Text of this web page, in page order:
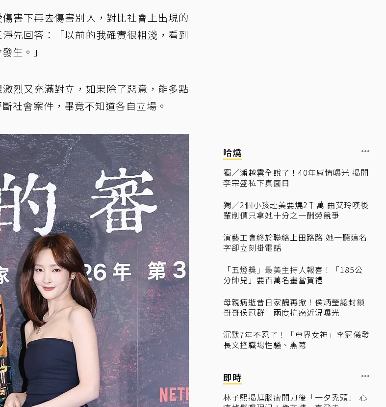
害下再去傷害別人，對比社會上出現的
先回答：「以前的我確實很粗淺，看到
生。」
烈又充滿對立，如果除了惡意，能多點
社會案件，畢竟不知道各自立場。
哈燒
獨／潘越雲全說了！40年感情曝光 揭開
李宗盛私下真面目
獨／2個小孩赴美要燒2千萬 曲艾玲嘆後
輩削價只拿她十分之一酬勞競爭
演藝工會終於聯絡上田路路 她一聽這名
字卻立刻掛電話
「五燈獎」最美主持人報喜！「185公
分帥兒」要百萬名畫當賀禮
母親病逝昔日家醜再掀！侯炳瑩認封鎖
哥哥侯冠群 兩度抗癌近況曝光
沉默7年不忍了！「車界女神」李冠儀發
長文控職場性騷、黑幕
即時
林子熙揭尪腦瘤開刀後「一夕禿頭」 心